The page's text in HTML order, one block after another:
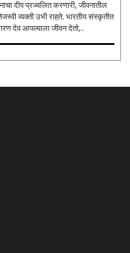
दीप प्रज्वलित करणारी, जीवनातील
व्यक्ती उभी राहते. भारतीय संस्कृतीत
देव आपल्याला जीवन देतो,..